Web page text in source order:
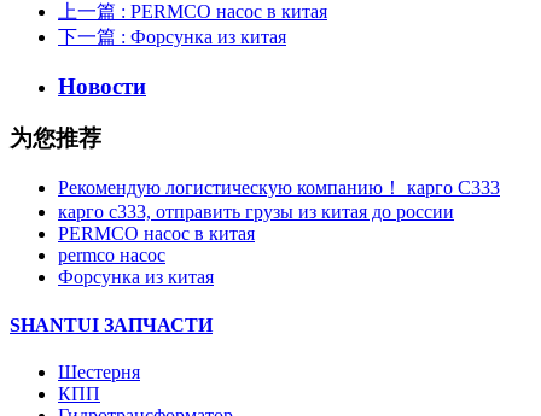
上一篇 : PERMCO насос в китая
下一篇 : Форсунка из китая
Новости
为您推荐
Рекомендую логистическую компанию！ карго C333
карго с333, отправить грузы из китая до россии
PERMCO насос в китая
permco насос
Форсунка из китая
SHANTUI ЗАПЧАСТИ
Шестерня
КПП